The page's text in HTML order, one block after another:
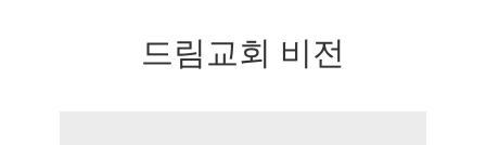
드림교회 비전